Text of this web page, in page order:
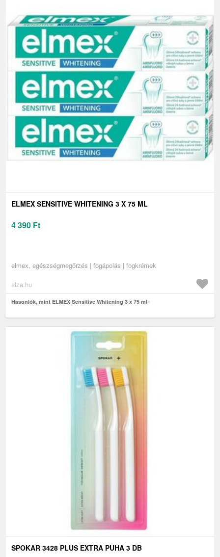
ELMEX SENSITIVE WHITENING 3 X 75 ML
4 390 Ft
elmex, egészségmegőrzés | fogápolás | fogkrémek
alza.hu
Hasonlók, mint ELMEX Sensitive Whitening 3 x 75 ml
SPOKAR 3428 PLUS EXTRA PUHA 3 DB